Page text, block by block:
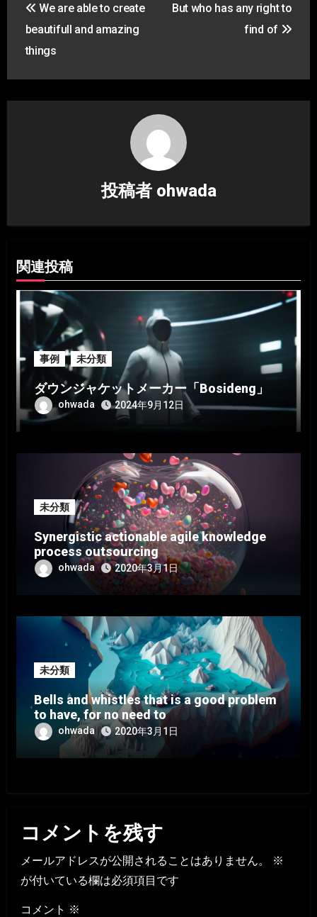
稿
ナ
ビ
ゲ
ン
We are able to create
beautifull and amazing
things
But who has any right to
find of
投稿者 ohwada
関連投稿
事例 未分類
ダウンジャケットメーカー「Bosideng」
ohwada 2024年9月12日
未分類
Synergistic actionable agile knowledge
process outsourcing
ohwada 2020年3月1日
未分類
Bells and whistles that is a good problem
to have, for no need to
ohwada 2020年3月1日
コメントを残す
メールアドレスが公開されることはありません。
※
が付いている欄は必須項目です
コメント ※